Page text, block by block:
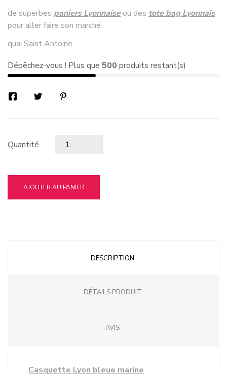
de superbes paniers Lyonnaiseou des tote bag Lyonnais
pour aller faire son marché
quai Saint Antoine...
Dépêchez-vous ! Plus que 500 produits restant(s)
Quantité
AJOUTER AU PANIER
DESCRIPTION
DÉTAILS PRODUIT
AVIS
Casquette Lyon bleue marine